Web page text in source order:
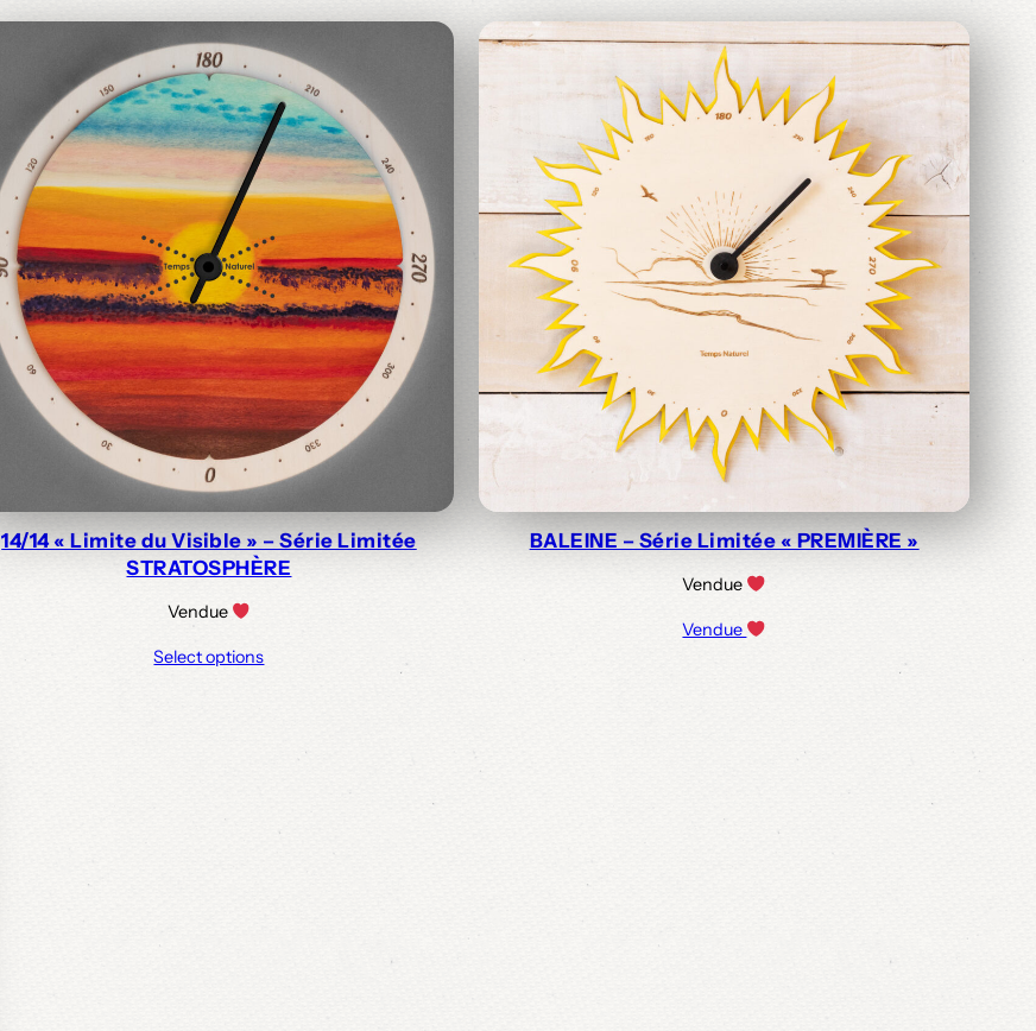
14/14 « Limite du Visible » – Série Limitée
STRATOSPHÈRE
Vendue
Select options
BALEINE – Série Limitée « PREMIÈRE »
Vendue
Vendue